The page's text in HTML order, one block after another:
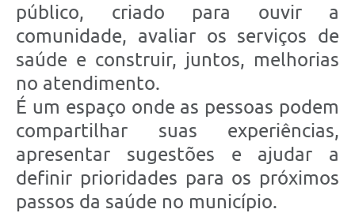
público, criado para ouvir a
comunidade, avaliar os serviços de
saúde e construir, juntos, melhorias
no atendimento.
É um espaço onde as pessoas podem
compartilhar suas experiências,
apresentar sugestões e ajudar a
definir prioridades para os próximos
passos da saúde no município.